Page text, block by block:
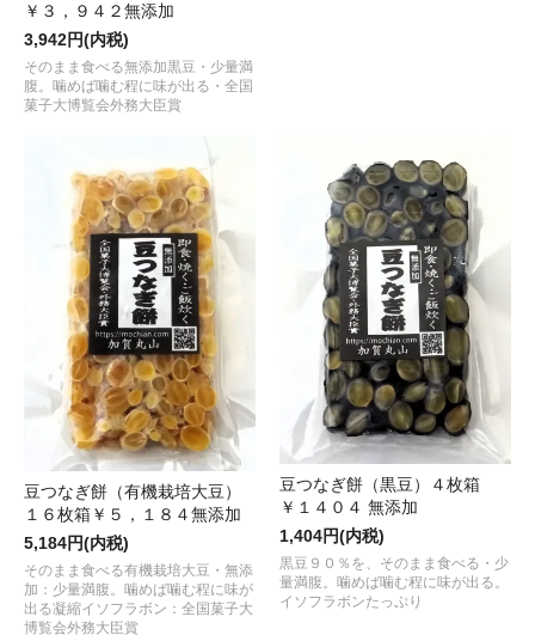
￥３，９４２無添加
3,942円(内税)
そのまま食べる無添加黒豆・少量満
腹。噛めば噛む程に味が出る・全国
菓子大博覧会外務大臣賞
豆つなぎ餅（有機栽培大豆）
１６枚箱￥５，１８４無添加
5,184円(内税)
そのまま食べる有機栽培大豆・無添
加：少量満腹。噛めば噛む程に味が
出る凝縮イソフラボン：全国菓子大
博覧会外務大臣賞
豆つなぎ餅（黒豆）４枚箱
￥１４０４ 無添加
1,404円(内税)
黒豆９０％を、そのまま食べる・少
量満腹。噛めば噛む程に味が出る。
イソフラボンたっぷり